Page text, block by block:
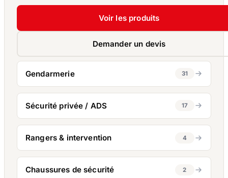
Voir les produits
Demander un devis
Gendarmerie 31
Sécurité privée / ADS 17
Rangers & intervention 4
Chaussures de sécurité 2